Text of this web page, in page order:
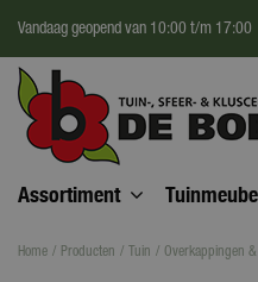
content
Home Producten Tuin Overkappingen
Vandaag geopend van 10:00 t/m 17:00
Assortiment